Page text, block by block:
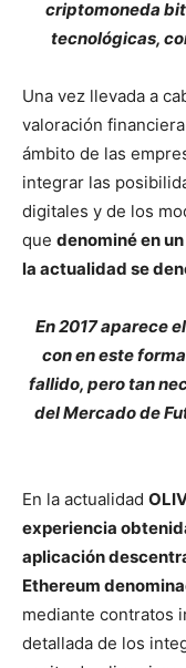
criptomoneda
tecnológicas,
Una vez llevada a
valoración
ámbito de las
integrar las
digitales y de los
que denominé en
la actualidad se
En 2017 aparece
con en este
fallido, pero tan
del Mercado de
En la actualidad
experiencia
aplicación
Ethereum
mediante contratos
detallada de los